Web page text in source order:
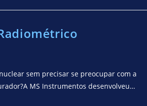
sem precisar se preocupar com a
MS Instrumentos desenvolveu…